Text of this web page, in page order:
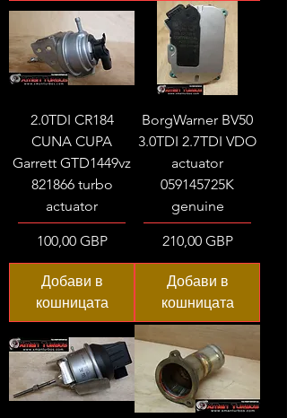
2.0TDI CR184
CUNA CUPA
Garrett GTD1449vz
821866 turbo
actuator
Цена
100,00 GBP
Добави в
кошницата
BorgWarner BV50
3.0TDI 2.7TDI VDO
actuator
059145725K
genuine
Цена
210,00 GBP
Добави в
кошницата